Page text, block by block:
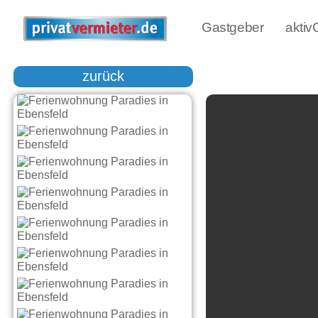
Gastgeber
zurück